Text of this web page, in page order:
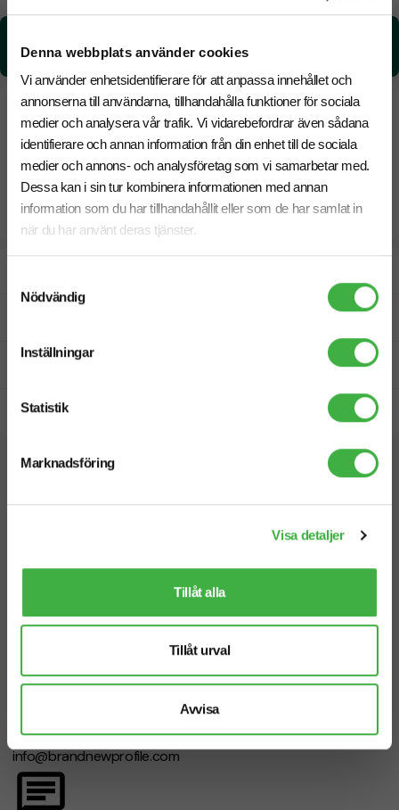
Denna webbplats använder cookies
Vi använder enhetsidentifierare för att anpassa innehållet och
annonserna till användarna, tillhandahålla funktioner för sociala
medier och analysera vår trafik. Vi vidarebefordrar även sådana
identifierare och annan information från din enhet till de sociala
medier och annons- och analysföretag som vi samarbetar med.
Dessa kan i sin tur kombinera informationen med annan
information som du har tillhandahållit eller som de har samlat in
när du har använt deras tjänster.
Nödvändig
Inställningar
Statistik
Marknadsföring
Visa detaljer
Tillåt alla
Tillåt urval
Avvisa
3.47 kg CO₂e / per styck
Prisgaranti
Snabb leverans
Vi hjälper dig gärna!
Telefon: 019-760 65 00
Mån-fre 08.30 - 17.00
Mejl
info@brandnewprofile.com